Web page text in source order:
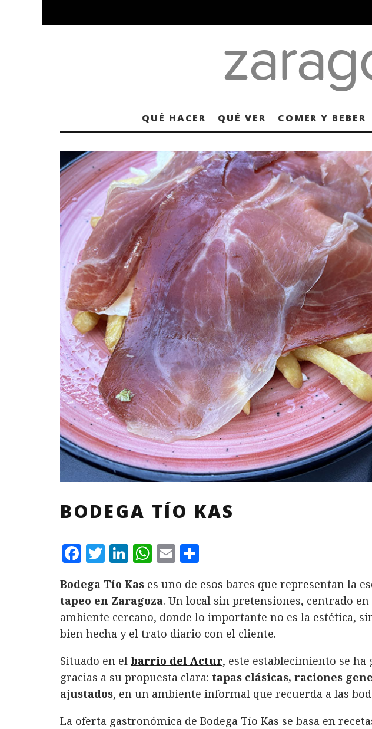
QUÉ HACER QUÉ VER COMER Y BEBER
BODEGA TÍO KAS
F
c
e
b
o
k
T
it
te
r
L
n
k
e
I
n
W
at
s
A
p
E
ai
l
m
p
a
ir
Bodega Tío Kas es uno de esos bares que representan la
tapeo en Zaragoza. Un local sin pretensiones, centrado
ambiente cercano, donde lo importante no es la estética,
bien hecha y el trato diario con el cliente.
Situado en el barrio del Actur, este establecimiento se
gracias a su propuesta clara: tapas clásicas, raciones
ajustados, en un ambiente informal que recuerda a las
La oferta gastronómica de Bodega Tío Kas se basa en